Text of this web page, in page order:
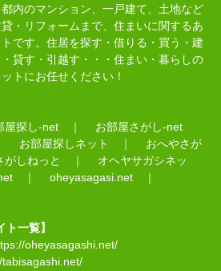
内のマンション、一戸建て、土地など
・リフォームまで、住まいに関するあ
です。住居を探す・借りる・買う・建
貸す・引越す・・・住まい・暮らしの
トにお任せください！
屋探し-net ｜ お部屋さがし-net
お部屋探しネット ｜ おへやさが
がしねっと ｜ オヘヤサガシネッ
｜ oheyasagasi.net ｜
ト一覧】
oheyasagashi.net/
tabisagashi.net/